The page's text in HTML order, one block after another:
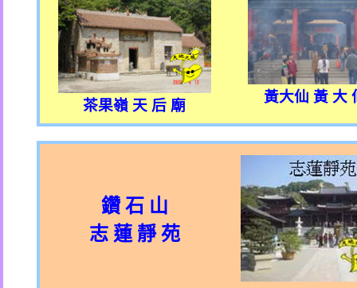
茶果嶺 天 后 廟
黃大仙 黃 大
鑽 石 山
志 蓮 靜 苑